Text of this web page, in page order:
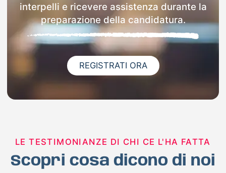
interpelli e ricevere assistenza durante la
preparazione della candidatura.
REGISTRATI ORA
LE TESTIMONIANZE DI CHI CE L'HA FATTA
Scopri cosa dicono di noi